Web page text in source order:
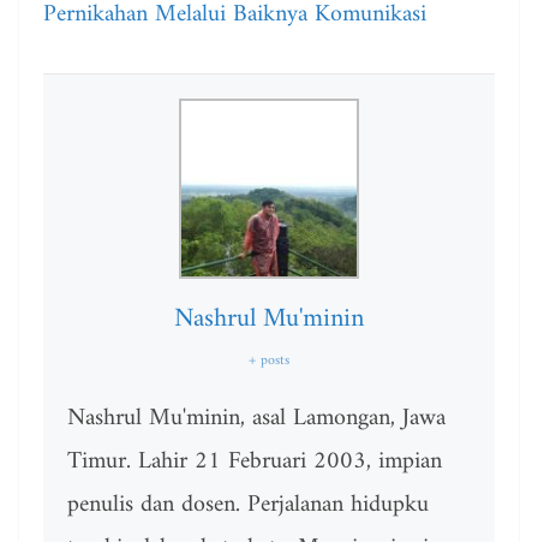
Pernikahan Melalui Baiknya Komunikasi
Nashrul Mu'minin
+ posts
Nashrul Mu'minin, asal Lamongan, Jawa
Timur. Lahir 21 Februari 2003, impian
penulis dan dosen. Perjalanan hidupku